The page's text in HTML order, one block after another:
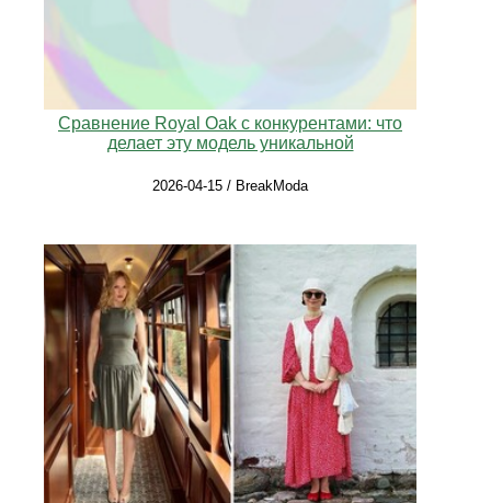
Сравнение Royal Oak с конкурентами: что
делает эту модель уникальной
2026-04-15 / BreakModa